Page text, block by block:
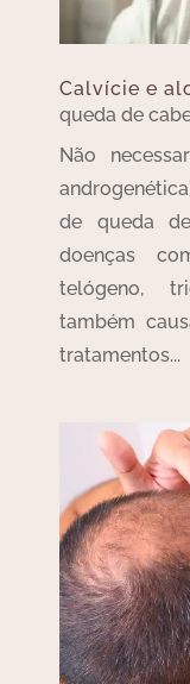
Calvície e
queda de
Não
de queda
doenças
telógeno,
também
tratamentos...